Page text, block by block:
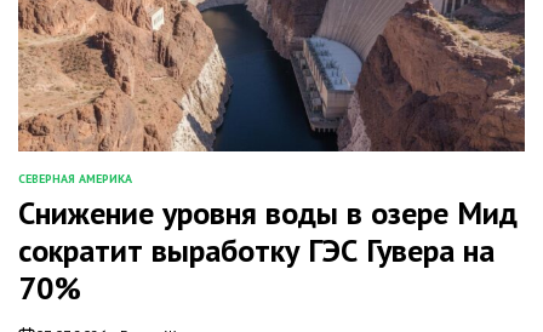
ОПУБЛИКОВАНО
В
СЕВЕРНАЯ АМЕРИКА
Снижение уровня воды в озере Мид
сократит выработку ГЭС Гувера на
70%